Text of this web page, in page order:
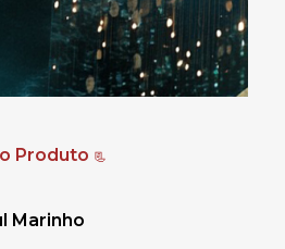
Produto 📃
Marinho